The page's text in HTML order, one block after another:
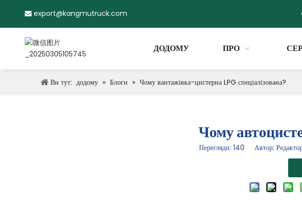
 export@kangmutruck.com
ДОДОМУ ПРО
Ви тут: додому » Блоги » Чому вантажівка-цистерна LPG спеціалізована?
Чому
Перегляди: 140 Автор: